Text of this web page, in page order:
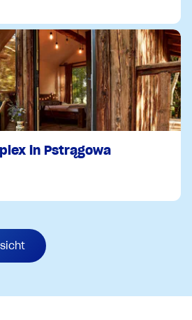
in Pstrągowa